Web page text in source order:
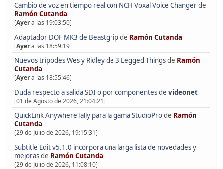
Cambio de voz en tiempo real con NCH Voxal Voice Changerde
Ramón Cutanda
[Ayera las 19:03:50]
Adaptador DOF MK3 de Beastgripde Ramón Cutanda
[Ayera las 18:59:19]
Nuevos trípodes Wes y Ridley de 3 Legged Thingsde Ramón
Cutanda
[Ayera las 18:55:46]
Duda respecto a salida SDI o por componentesde videonet
[01 de Agosto de 2026, 21:04:21]
QuickLink AnywhereTally para la gama StudioProde Ramón
Cutanda
[29 de Julio de 2026, 19:15:31]
Subtitle Edit v5.1.0 incorpora una larga lista de novedades y
mejorasde Ramón Cutanda
[29 de Julio de 2026, 11:08:10]